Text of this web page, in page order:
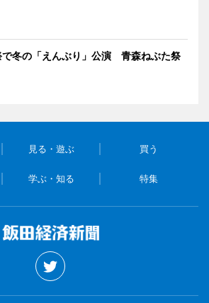
で冬の「えんぶり」公演 青森ねぶた祭
見る・遊ぶ 買う
学ぶ・知る 特集